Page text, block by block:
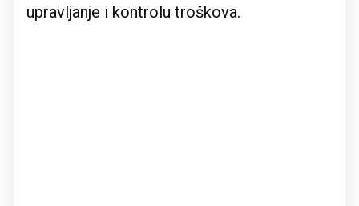
upravljanje i kontrolu troškova.